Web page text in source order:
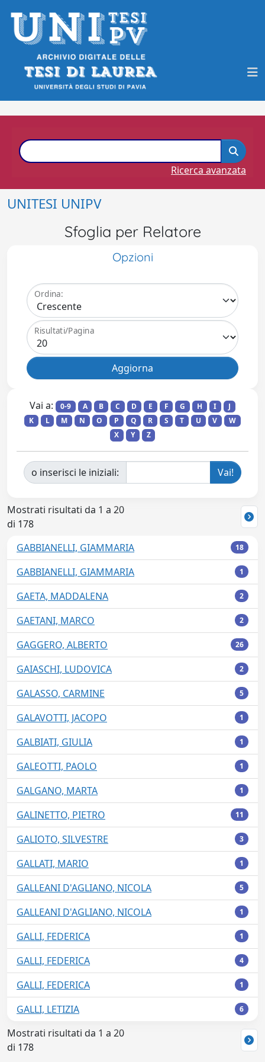
Ricerca avanzata
UNITESI UNIPV
Sfoglia per Relatore
Opzioni
Ordina:
Risultati/Pagina
Vai a: 0-9 A B C D E F G H I
J
K
L M N O P Q R S T U V
W
X
Y Z
o inserisci le iniziali:
Mostrati risultati da 1 a 20
di 178
GABBIANELLI, GIAMMARIA
18
GABBIANELLI, GIAMMARIA 1
GAETA, MADDALENA 2
GAETANI, MARCO 2
GAGGERO, ALBERTO 26
GAIASCHI, LUDOVICA 2
GALASSO, CARMINE 5
GALAVOTTI, JACOPO 1
GALBIATI, GIULIA 1
GALEOTTI, PAOLO 1
GALGANO, MARTA 1
GALINETTO, PIETRO 11
GALIOTO, SILVESTRE 3
GALLATI, MARIO 1
GALLEANI D'AGLIANO, NICOLA 5
GALLEANI D'AGLIANO, NICOLA 1
GALLI, FEDERICA 1
GALLI, FEDERICA 4
GALLI, FEDERICA 1
GALLI, LETIZIA 6
Mostrati risultati da 1 a 20
di 178